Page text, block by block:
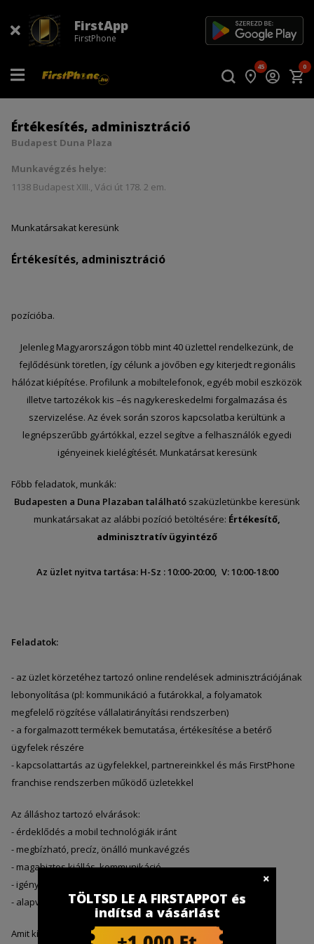
FirstApp
FirstPhone
45 0
Értékesítés, adminisztráció
Budapest Duna Plaza
Munkavégzés helye:
1138 Budapest XIII., Váci út 178. 2 em.
Munkatársakat keresünk
Értékesítés, adminisztráció
pozícióba.
Jelenleg Magyarországon több mint 40 üzlettel rendelkezünk, de
fejlődésünk töretlen, így célunk a jövőben egy kiterjedt regionális
hálózat kiépítése. Profilunk a mobiltelefonok, egyéb mobil eszközök
illetve tartozékok kis –és nagykereskedelmi forgalmazása és
szervizelése. Az évek során szoros kapcsolatba kerültünk a
legnépszerűbb gyártókkal, ezzel segítve a felhasználók egyedi
igényeinek kielégítését. Munkatársat keresünk
Főbb feladatok, munkák:
Budapesten a Duna Plazaban található szaküzletünkbe keresünk
munkatársakat az alábbi pozíció betöltésére: Értékesítő,
adminisztratív ügyintéző
Az üzlet nyitva tartása: H-Sz : 10:00-20:00, V: 10:00-18:00
Feladatok:
- az üzlet körzetéhez tartozó online rendelések adminisztrációjának
lebonyolítása (pl: kommunikáció a futárokkal, a folyamatok
megfelelő rögzítése vállalatirányítási rendszerben)
- a forgalmazott termékek bemutatása, értékesítése a betérő
ügyfelek részére
- kapcsolattartás az ügyfelekkel, partnereinkkel és más FirstPhone
franchise rendszerben működő üzletekkel
Az álláshoz tartozó elvárások:
- érdeklődés a mobil technológiák iránt
- megbízható, precíz, önálló munkavégzés
- magabiztos kiállás, kommunikáció
- igényesség magadra és a környezetedre
- alapvető adminisztrációs tapasztalat
Amit kínálunk:
TÖLTSD LE A FIRSTAPPOT és
indítsd a vásárlást